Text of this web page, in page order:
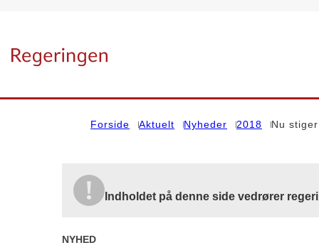
Forside Aktuelt Nyheder 2018 Nu
Indholdet på denne side vedrører
NYHED